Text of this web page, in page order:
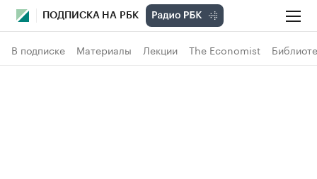
ПОДПИСКА НА РБК
В подписке Материалы Лекции The Economist